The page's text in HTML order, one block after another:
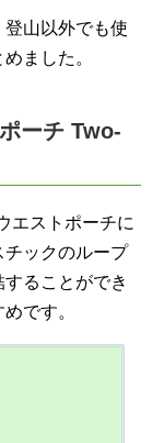
山以外でも使
ました。
ーチ Two-
エストポーチに
チックのループ
ることができ
です。